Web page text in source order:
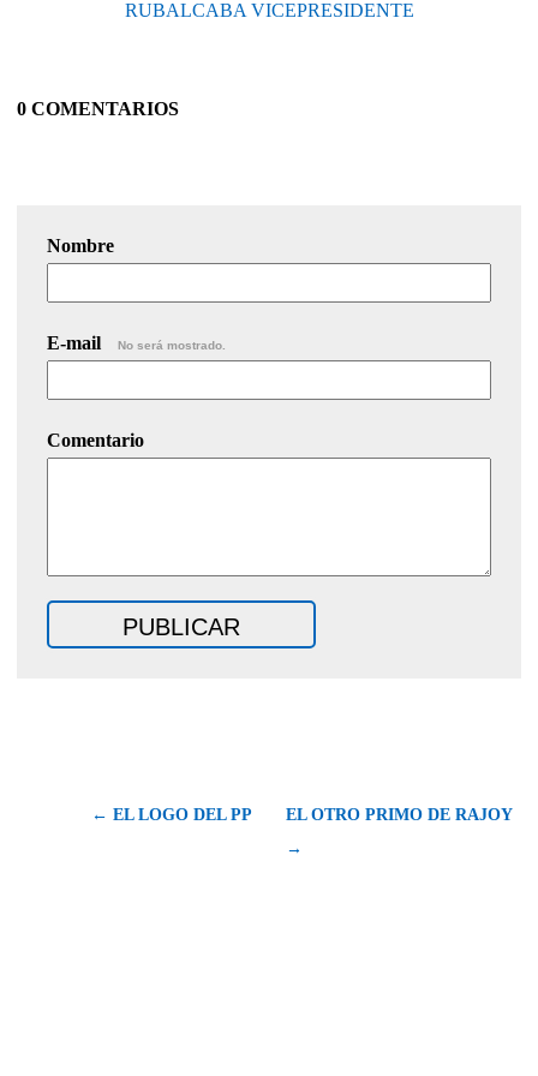
RUBALCABA VICEPRESIDENTE
0 COMENTARIOS
Nombre
E-mail No será mostrado.
Comentario
← EL LOGO DEL PP
EL OTRO PRIMO DE RAJOY
→